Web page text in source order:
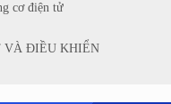
cơ điện tử
VÀ ĐIỀU KHIỂN